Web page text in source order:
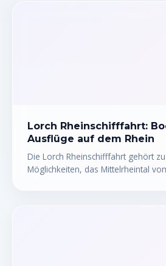
Lorch Rheinschifffahrt:
Ausflüge auf dem Rhein
Die Lorch Rheinschifffahrt gehört
Möglichkeiten, das Mittelrheintal